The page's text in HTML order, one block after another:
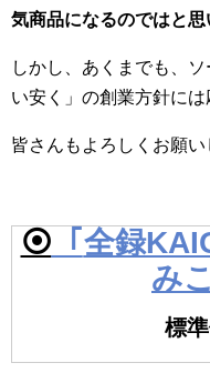
気商品になるのではと思
しかし、あくまでも、
い安く」の創業方針には
皆さんもよろしくお願い
⦿ 「 全録
み
標